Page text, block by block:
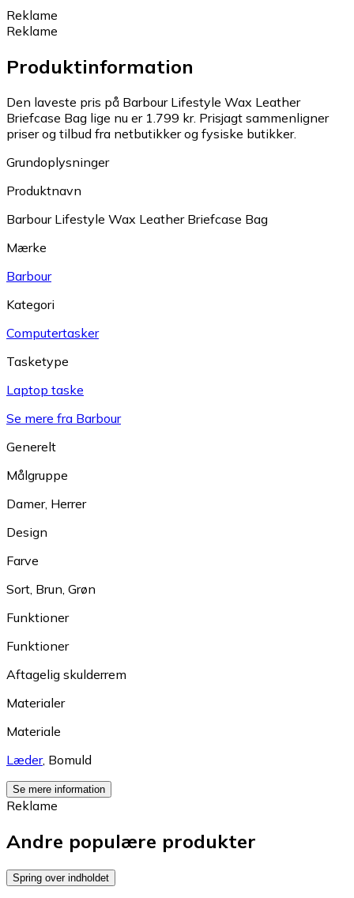
Reklame
Reklame
Produktinformation
Den laveste pris på Barbour Lifestyle Wax Leather
Briefcase Bag lige nu er 1.799 kr. Prisjagt sammenligner
priser og tilbud fra netbutikker og fysiske butikker.
Grundoplysninger
Produktnavn
Barbour Lifestyle Wax Leather Briefcase Bag
Mærke
Barbour
Kategori
Computertasker
Tasketype
Laptop taske
Se mere fra Barbour
Generelt
Målgruppe
Damer, Herrer
Design
Farve
Sort Brun Grøn
Funktioner
Funktioner
Aftagelig skulderrem
Materialer
Materiale
Læder, Bomuld
Se mere information
Reklame
Andre populære produkter
Spring over indholdet